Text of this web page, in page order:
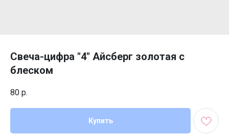
Свеча-цифра "4" Айсберг золотая с
блеском
80 р.
Купить